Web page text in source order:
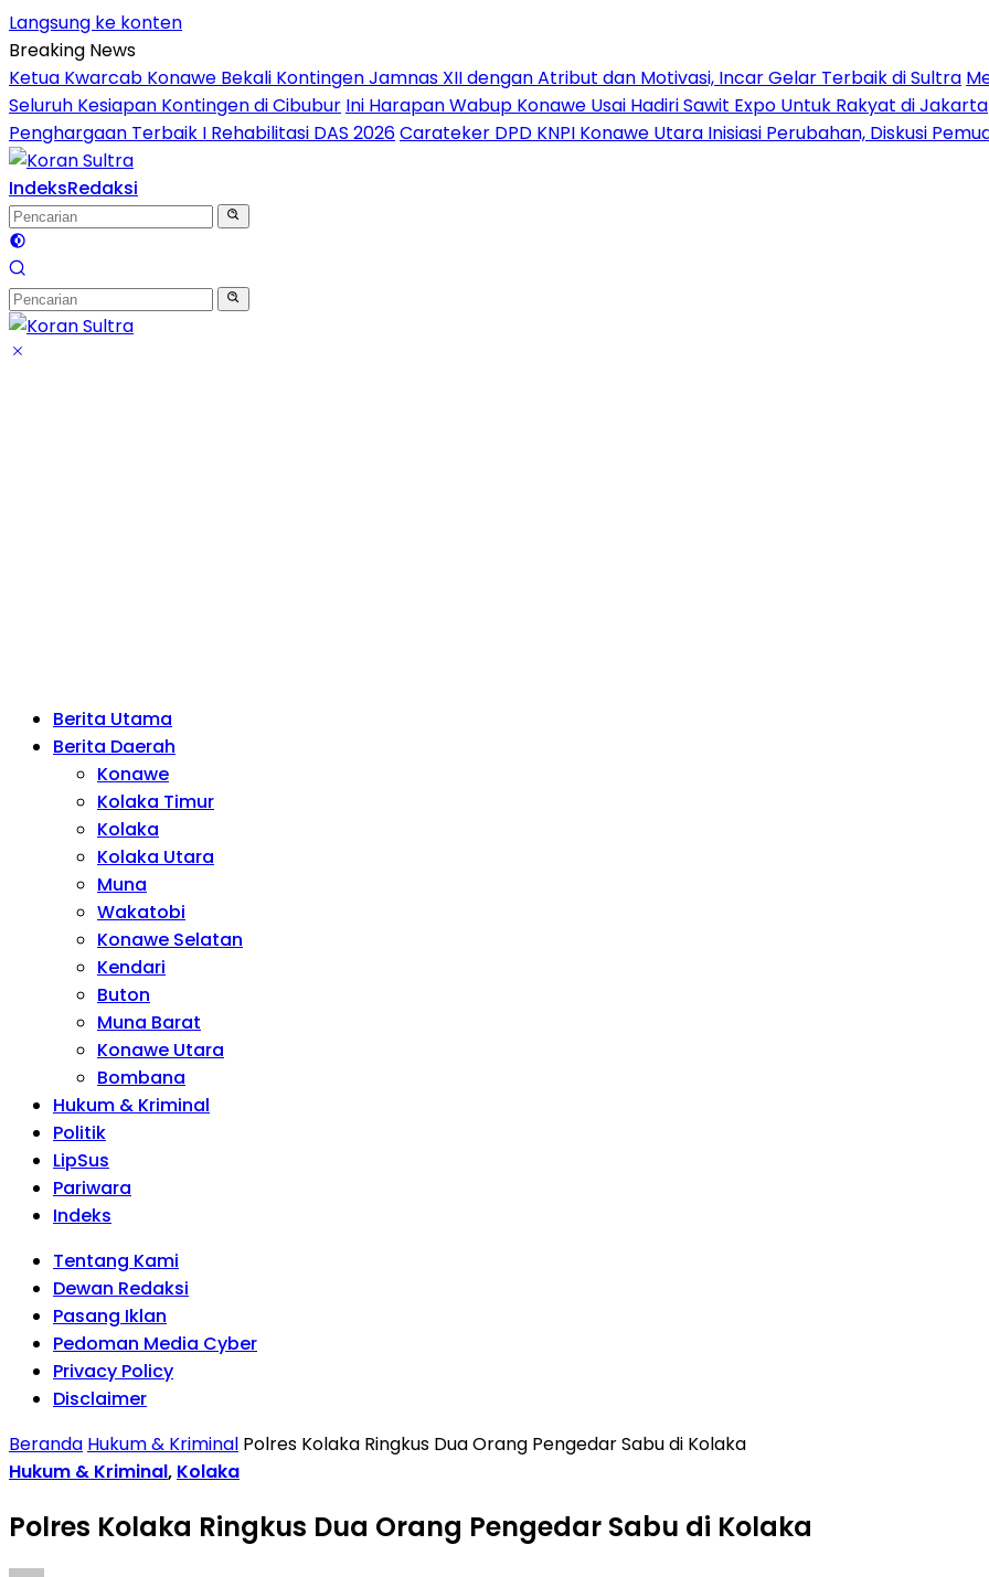
Langsung ke konten
Breaking News
Ketua Kwarcab Konawe Bekali Kontingen Jamnas XII dengan Atribut dan Motivasi, Incar Gelar Terbaik di Sultra
Seluruh Kesiapan Kontingen di Cibubur Ini Harapan Wabup Konawe Usai Hadiri Sawit Expo Untuk Rakyat di Jakarta
Penghargaan Terbaik I Rehabilitasi DAS 2026Carateker DPD KNPI Konawe Utara Inisiasi Perubahan, Diskusi
IndeksRedaksi
Berita Utama
Berita Daerah
Konawe
Kolaka Timur
Kolaka
Kolaka Utara
Muna
Wakatobi
Konawe Selatan
Kendari
Buton
Muna Barat
Konawe Utara
Bombana
Hukum & Kriminal
Politik
LipSus
Pariwara
Indeks
Tentang Kami
Dewan Redaksi
Pasang Iklan
Pedoman Media Cyber
Privacy Policy
Disclaimer
Beranda Hukum & Kriminal Polres Kolaka Ringkus Dua Orang Pengedar Sabu di Kolaka
Hukum & Kriminal, Kolaka
Polres Kolaka Ringkus Dua Orang Pengedar Sabu di Kolaka